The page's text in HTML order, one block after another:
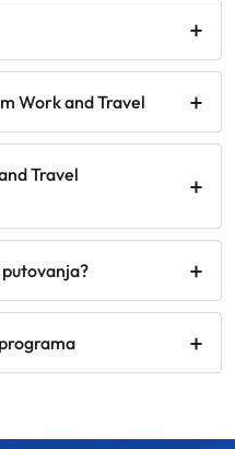
Work and Travel
Travel